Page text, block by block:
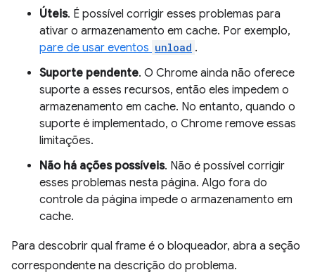
Úteis. É possível corrigir esses problemas para
ativar o armazenamento em cache. Por exemplo,
pare de usar eventos unload .
Suporte pendente. O Chrome ainda não oferece
suporte a esses recursos, então eles impedem o
armazenamento em cache. No entanto, quando o
suporte é implementado, o Chrome remove essas
limitações.
Não há ações possíveis. Não é possível corrigir
esses problemas nesta página. Algo fora do
controle da página impede o armazenamento em
cache.
Para descobrir qual frame é o bloqueador, abra a seção
correspondente na descrição do problema.